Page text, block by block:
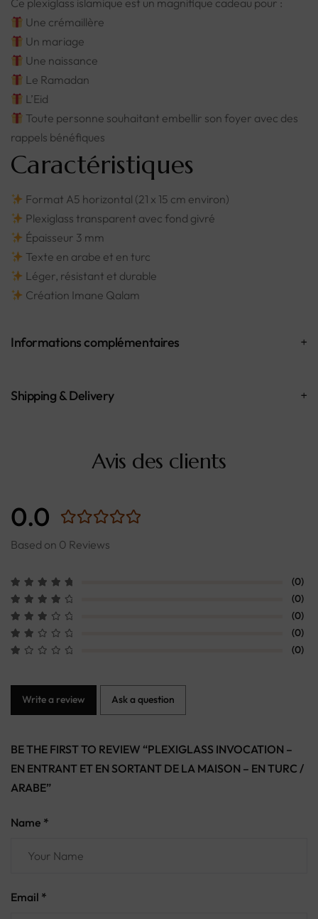
Ce plexiglass islamique est un magnifique cadeau pour :
Une crémaillère
Un mariage
Une naissance
Le Ramadan
L’Eid
Toute personne souhaitant embellir son foyer avec des
rappels bénéfiques
Caractéristiques
Format A5 horizontal (21 x 15 cm environ)
Plexiglass transparent avec fond givré
Épaisseur 3 mm
Texte en arabe et en turc
Léger, résistant et durable
Création Imane Qalam
Informations complémentaires
Shipping & Delivery
Avis des clients
0.0
Based on 0 Reviews
(0)
(0)
(0)
(0)
(0)
Write a review Ask a question
BE THE FIRST TO REVIEW “PLEXIGLASS INVOCATION –
EN ENTRANT ET EN SORTANT DE LA MAISON – EN TURC /
ARABE”
Name *
Email *